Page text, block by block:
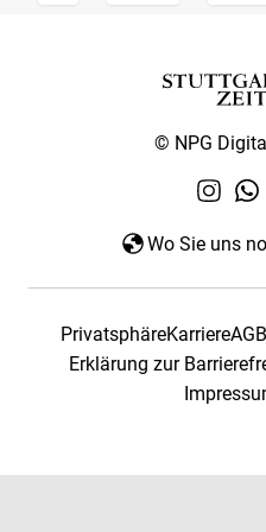
© NPG
Wo Sie uns
PrivatsphäreKarriereAGB
Erklärung zur